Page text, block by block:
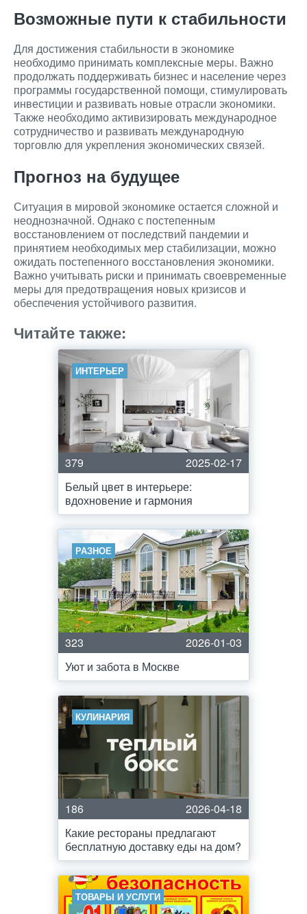
Возможные пути к стабильности
Для достижения стабильности в экономике
необходимо принимать комплексные меры. Важно
продолжать поддерживать бизнес и население через
программы государственной помощи, стимулировать
инвестиции и развивать новые отрасли экономики.
Также необходимо активизировать международное
сотрудничество и развивать международную
торговлю для укрепления экономических связей.
Прогноз на будущее
Ситуация в мировой экономике остается сложной и
неоднозначной. Однако с постепенным
восстановлением от последствий пандемии и
принятием необходимых мер стабилизации, можно
ожидать постепенного восстановления экономики.
Важно учитывать риски и принимать своевременные
меры для предотвращения новых кризисов и
обеспечения устойчивого развития.
Читайте также:
ИНТЕРЬЕР
379
2025-02-17
Белый цвет в интерьере:
вдохновение и гармония
РАЗНОЕ
323
2026-01-03
Уют и забота в Москве
КУЛИНАРИЯ
186
2026-04-18
Какие рестораны предлагают
бесплатную доставку еды на дом?
ТОВАРЫ И УСЛУГИ